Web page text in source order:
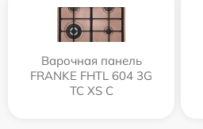
Варочная панель
FRANKE FHTL 604 3G
TC XS C